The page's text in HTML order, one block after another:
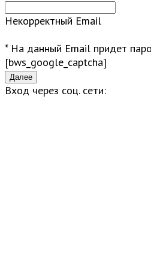
Некорректный Email
* На данный Email придет
[bws_google_captcha]
Вход через соц. сети: